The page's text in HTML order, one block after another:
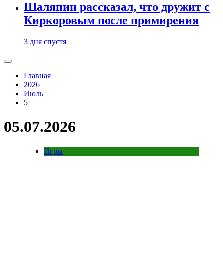
Шаляпин рассказал, что дружит с
Киркоровым после примирения
3 дня спустя
Главная
2026
Июль
5
05.07.2026
Игры